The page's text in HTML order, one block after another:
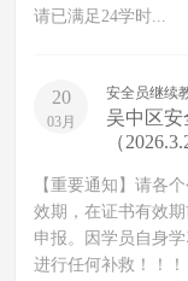
请已满足24学时...
20
03月
安全员继续
吴中区安
（
【重要通知】请各
效期，在证书有效
申报。因学员自身
进行任何补救！！